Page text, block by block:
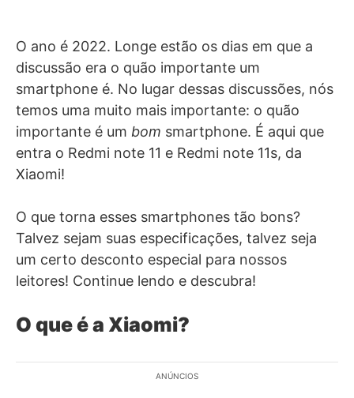
O ano é 2022. Longe estão os dias em que a
discussão era o quão importante um
smartphone é. No lugar dessas discussões, nós
temos uma muito mais importante: o quão
importante é um bom smartphone. É aqui que
entra o Redmi note 11 e Redmi note 11s, da
Xiaomi!
O que torna esses smartphones tão bons?
Talvez sejam suas especificações, talvez seja
um certo desconto especial para nossos
leitores! Continue lendo e descubra!
O que é a Xiaomi?
ANÚNCIOS